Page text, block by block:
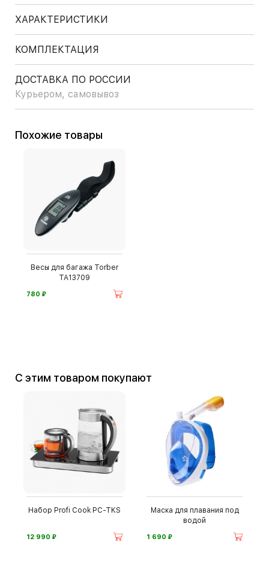
ХАРАКТЕРИСТИКИ
КОМПЛЕКТАЦИЯ
ДОСТАВКА ПО РОССИИ
Курьером, самовывоз
Похожие товары
Весы для багажа Torber
TA13709
780 ⃏
С этим товаром покупают
Набор Profi Cook PC-TKS
12 990 ⃏
Маска для плавания под
водой
1 690 ⃏